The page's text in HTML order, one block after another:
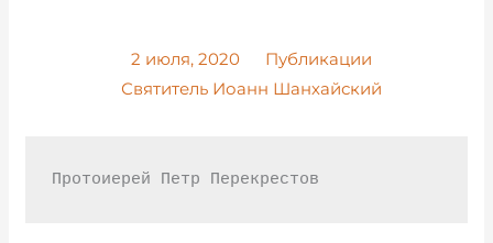
2 июля, 2020
Публикации
Святитель Иоанн Шанхайский
Протоиерей Петр Перекрестов